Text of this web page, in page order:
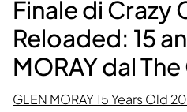
Finale di Crazy
Reloaded: 15
MORAY dal
GLEN MORAY 15 Years Old